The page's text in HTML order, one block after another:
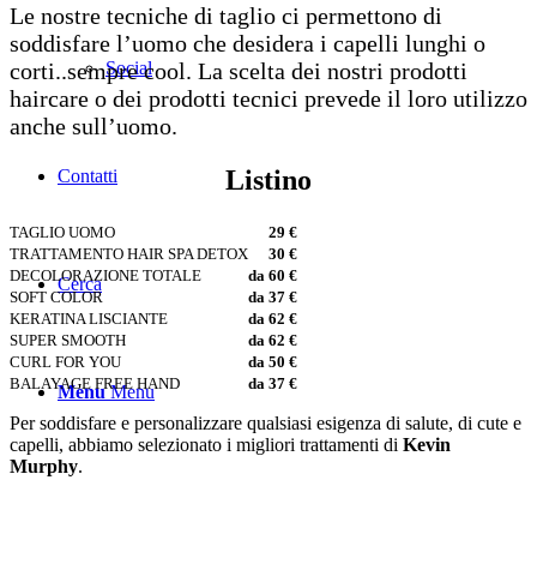
Social
Contatti
Cerca
Menu Menu
Le nostre tecniche di taglio ci permettono di
soddisfare l’uomo che desidera i capelli lunghi o
corti..sempre cool. La scelta dei nostri prodotti
haircare o dei prodotti tecnici prevede il loro utilizzo
anche sull’uomo.
Listino
TAGLIO UOMO
29 €
TRATTAMENTO HAIR SPA DETOX
30 €
DECOLORAZIONE TOTALE
da 60 €
SOFT COLOR
da 37 €
KERATINA LISCIANTE
da 62 €
SUPER SMOOTH
da 62 €
CURL FOR YOU
da 50 €
BALAYAGE FREE HAND
da 37 €
Per soddisfare e personalizzare qualsiasi esigenza di salute, di cute e
capelli, abbiamo selezionato i migliori trattamenti di Kevin
Murphy.